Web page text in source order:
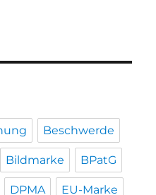
Beschwerde
Bildmarke BPatG
DPMA EU-Marke